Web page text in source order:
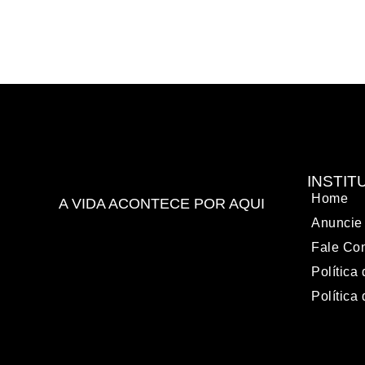
A VIDA ACONTECE POR AQUI
Home
Anuncie
Fale
Política
Política